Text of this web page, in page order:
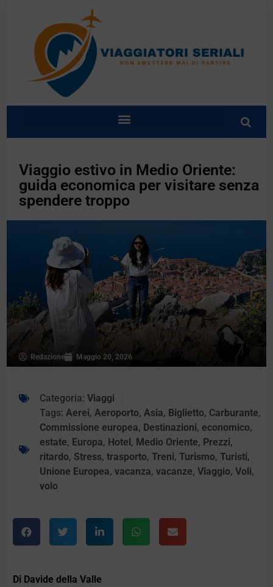
Viaggio estivo in Medio Oriente:
guida economica per visitare senza
spendere troppo
Redazione Maggio 20, 2026
Categoria: Viaggi
Tags: Aerei, Aeroporto, Asia, Biglietto, Carburante,
Commissione europea, Destinazioni, economico,
estate, Europa, Hotel, Medio Oriente, Prezzi,
ritardo, Stress,trasporto,Treni,Turismo,Turisti,
Unione Europea,vacanza,vacanze,Viaggio,Voli,
volo
Di Davide della Valle